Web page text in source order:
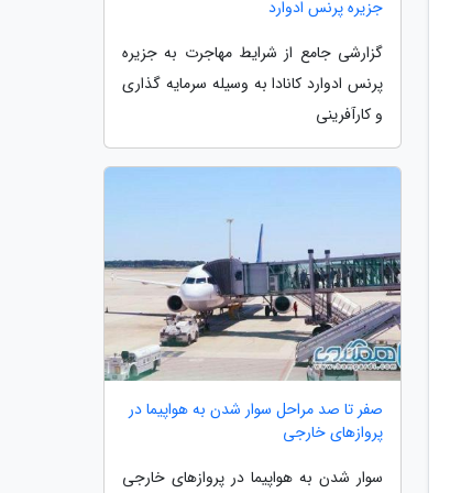
جزیره پرنس ادوارد
گزارشی جامع از شرایط مهاجرت به جزیره
پرنس ادوارد کانادا به وسیله سرمایه گذاری
و کارآفرینی
صفر تا صد مراحل سوار شدن به هواپیما در
پروازهای خارجی
سوار شدن به هواپیما در پروازهای خارجی